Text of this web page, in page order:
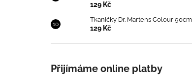
129 Kč
Tkaničky Dr. Martens Colour 90cm
129 Kč
Přijímáme online platby